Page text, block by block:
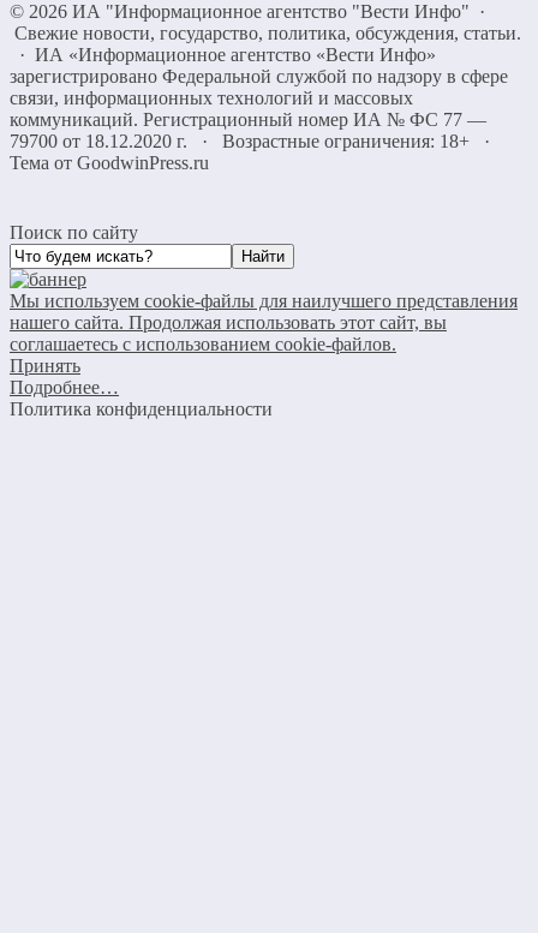
© 2026 ИА "Информационное агентство "Вести Инфо" ·
Свежие новости, государство, политика, обсуждения, статьи.
· ИА «Информационное агентство «Вести Инфо»
зарегистрировано Федеральной службой по надзору в сфере
связи, информационных технологий и массовых
коммуникаций. Регистрационный номер ИА № ФС 77 —
79700 от 18.12.2020 г. · Возрастные ограничения: 18+
·
Тема от GoodwinPress.ru
Поиск по сайту
Мы используем cookie-файлы для наилучшего представления
нашего сайта. Продолжая использовать этот сайт, вы
соглашаетесь с использованием cookie-файлов.
Принять
Подробнее…
Политика конфиденциальности